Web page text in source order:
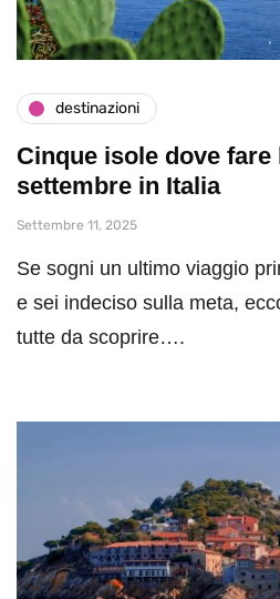
destinazioni
Cinque isole dove fare
settembre in Italia
Settembre 11, 2025
Se sogni un ultimo viaggio
e sei indeciso sulla meta,
tutte da scoprire….